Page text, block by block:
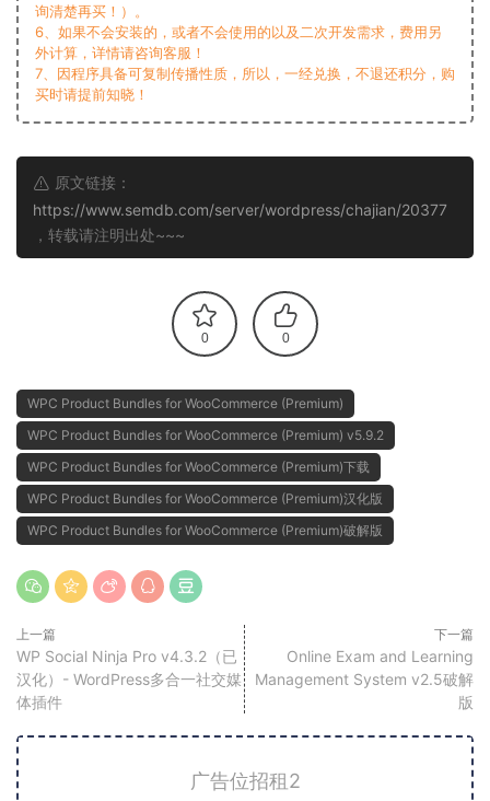
询清楚再买！）。
6、如果不会安装的，或者不会使用的以及二次开发需求，费用另
外计算，详情请咨询客服！
7、因程序具备可复制传播性质，所以，一经兑换，不退还积分，购
买时请提前知晓！
原文链接：
https://www.semdb.com/server/wordpress/chajian/20377
，转载请注明出处~~~
0 0
WPC Product Bundles for WooCommerce (Premium)
WPC Product Bundles for WooCommerce (Premium) v5.9.2
WPC Product Bundles for WooCommerce (Premium)下载
WPC Product Bundles for WooCommerce (Premium)汉化版
WPC Product Bundles for WooCommerce (Premium)破解版
上一篇
WP Social Ninja Pro v4.3.2（已
汉化）- WordPress多合一社交媒
体插件
下一篇
Online Exam and Learning
Management System v2.5破解
版
广告位招租2